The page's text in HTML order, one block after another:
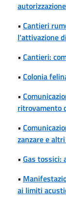
autorizzazione
• Cantieri
l'attivazione
• Cantieri:
• Colonia
•
ritrovamento
•
zanzare e
• Gas tossici:
•
ai limiti